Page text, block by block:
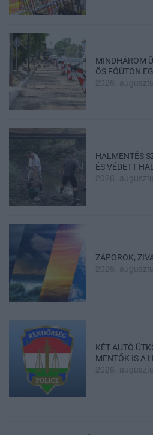
MINDHÁROM
ÖS FŐÚTON
2026.
HALMENTÉS
ÉS VÉDETT
2026.
ZÁPOROK,
2026.
KÉT AUTÓ
MENTŐK IS A
2026.